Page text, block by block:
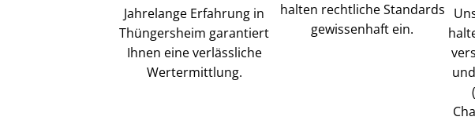
Jahrelange Erfahrung in
Thüngersheim garantiert
Ihnen eine verlässliche
Wertermittlung.
halten rechtliche Standards
gewissenhaft ein.